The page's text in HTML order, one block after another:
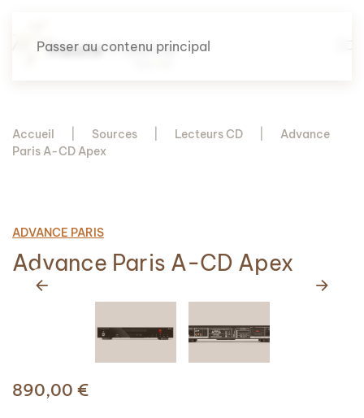
Passer au contenu principal
Accueil Sources Lecteurs CD
Advance
Paris A-CD Apex
ADVANCE PARIS
Advance Paris A-CD Apex
890,00 €